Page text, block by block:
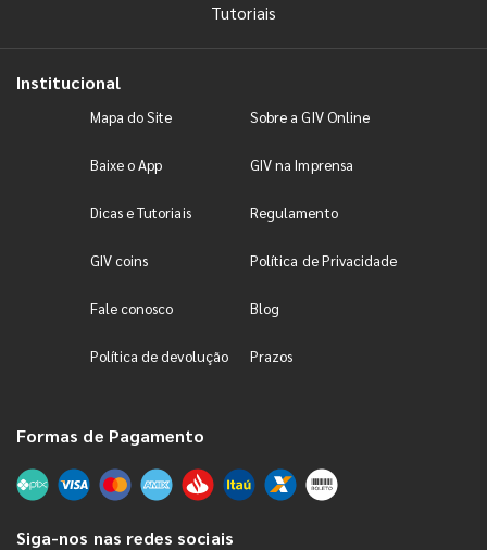
Tutoriais
Institucional
Mapa do Site Sobre a GIV Online
Baixe o App GIV na Imprensa
Dicas e Tutoriais Regulamento
GIV coins Política de Privacidade
Fale conosco Blog
Política de devolução Prazos
Formas de Pagamento
Siga-nos nas redes sociais